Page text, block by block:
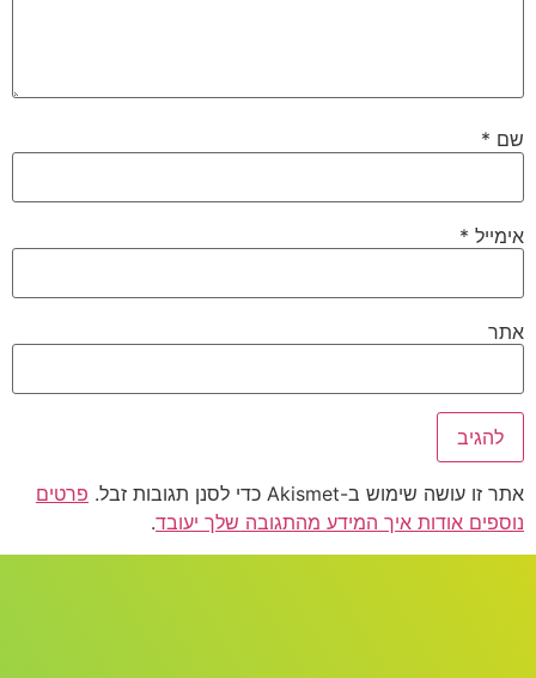
שם *
אימייל *
אתר
אתר זו עושה שימוש ב-Akismet כדי לסנן תגובות זבל.
פרטים
נוספים אודות איך המידע מהתגובה שלך יעובד.